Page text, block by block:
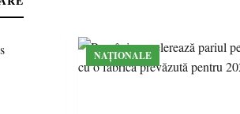
NAȚIONALE